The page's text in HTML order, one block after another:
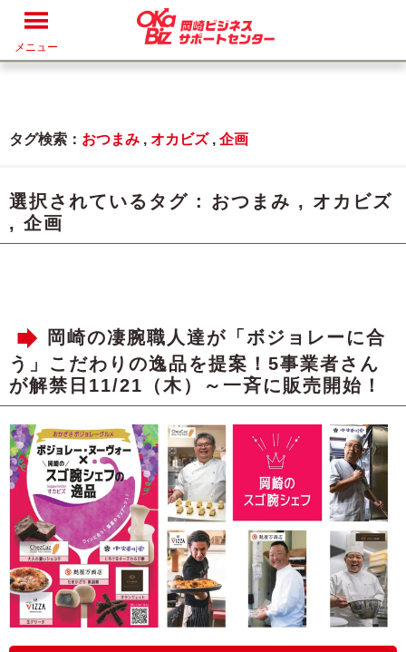
メニュー
タグ検索： おつまみ , オカビズ, 企画
選択されているタグ : おつまみ , オカビズ
, 企画
岡崎の凄腕職人達が「ボジョレーに合
う」こだわりの逸品を提案！5事業者さん
が解禁日11/21（木）～一斉に販売開始！